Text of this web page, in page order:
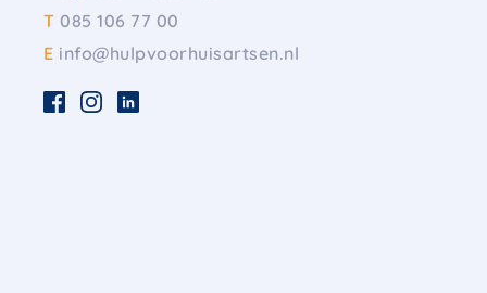
T 085 106 77 00
E info@hulpvoorhuisartsen.nl